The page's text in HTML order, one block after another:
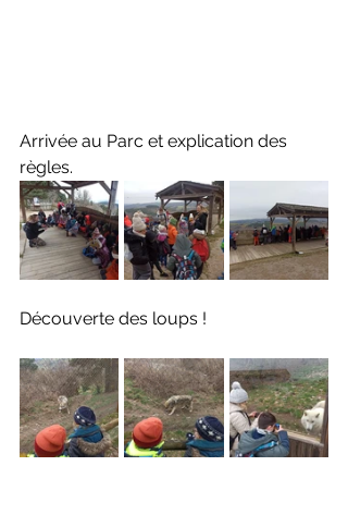
Arrivée au Parc et explication des
règles.
Découverte des loups !